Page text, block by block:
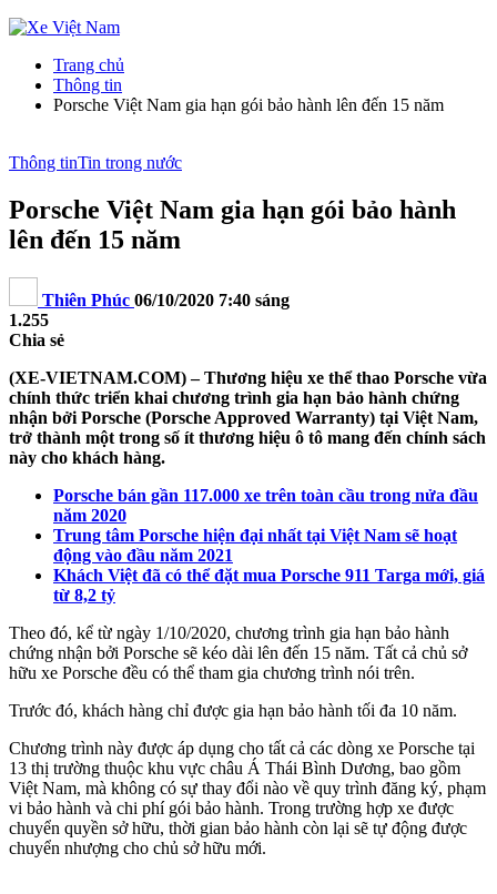
Trang chủ
Thông tin
Porsche Việt Nam gia hạn gói bảo hành lên đến 15 năm
Thông tinTin trong nước
Porsche Việt Nam gia hạn gói bảo hành
lên đến 15 năm
Thiên Phúc 06/10/2020 7:40 sáng
1.255
Chia sẻ
(XE-VIETNAM.COM) – Thương hiệu xe thể thao Porsche vừa
chính thức triển khai chương trình gia hạn bảo hành chứng
nhận bởi Porsche (Porsche Approved Warranty) tại Việt Nam,
trở thành một trong số ít thương hiệu ô tô mang đến chính sách
này cho khách hàng.
Porsche bán gần 117.000 xe trên toàn cầu trong nửa đầu
năm 2020
Trung tâm Porsche hiện đại nhất tại Việt Nam sẽ hoạt
động vào đầu năm 2021
Khách Việt đã có thể đặt mua Porsche 911 Targa mới, giá
từ 8,2 tỷ
Theo đó, kể từ ngày 1/10/2020, chương trình gia hạn bảo hành
chứng nhận bởi Porsche sẽ kéo dài lên đến 15 năm. Tất cả chủ sở
hữu xe Porsche đều có thể tham gia chương trình nói trên.
Trước đó, khách hàng chỉ được gia hạn bảo hành tối đa 10 năm.
Chương trình này được áp dụng cho tất cả các dòng xe Porsche tại
13 thị trường thuộc khu vực châu Á Thái Bình Dương, bao gồm
Việt Nam, mà không có sự thay đổi nào về quy trình đăng ký, phạm
vi bảo hành và chi phí gói bảo hành. Trong trường hợp xe được
chuyển quyền sở hữu, thời gian bảo hành còn lại sẽ tự động được
chuyển nhượng cho chủ sở hữu mới.